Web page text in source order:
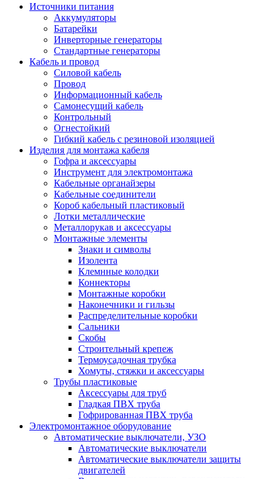
Источники питания
Аккумуляторы
Батарейки
Инверторные генераторы
Стандартные генераторы
Кабель и провод
Силовой кабель
Провод
Информационный кабель
Самонесущий кабель
Контрольный
Огнестойкий
Гибкий кабель с резиновой изоляцией
Изделия для монтажа кабеля
Гофра и аксессуары
Инструмент для электромонтажа
Кабельные органайзеры
Кабельные соединители
Короб кабельный пластиковый
Лотки металлические
Металлорукав и аксессуары
Монтажные элементы
Знаки и символы
Изолента
Клемнные колодки
Коннекторы
Монтажные коробки
Наконечники и гильзы
Распределительные коробки
Сальники
Скобы
Строительный крепеж
Термоусадочная трубка
Хомуты, стяжки и аксессуары
Трубы пластиковые
Аксессуары для труб
Гладкая ПВХ труба
Гофрированная ПВХ труба
Электромонтажное оборудование
Автоматические выключатели, УЗО
Автоматические выключатели
Автоматические выключатели защиты
двигателей